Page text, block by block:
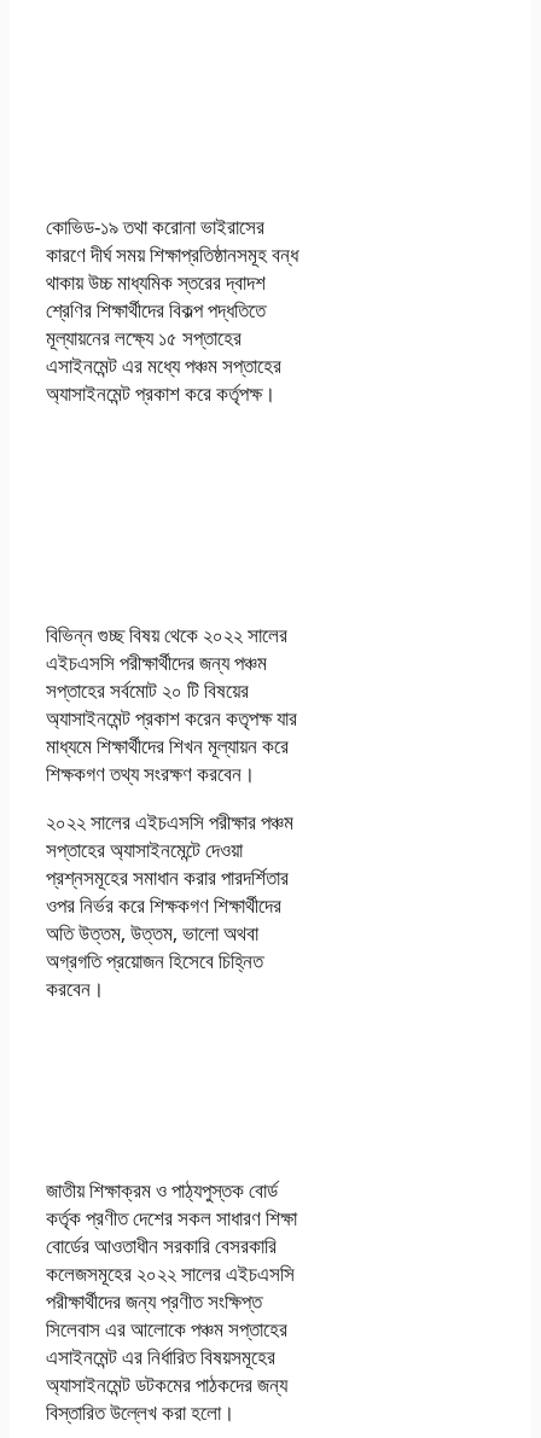
কোভিড-১৯ তথা করোনা ভাইরাসের
কারণে দীর্ঘ সময় শিক্ষাপ্রতিষ্ঠানসমূহ বন্ধ
থাকায় উচ্চ মাধ্যমিক স্তরের দ্বাদশ
শ্রেণির শিক্ষার্থীদের বিকল্প পদ্ধতিতে
মূল্যায়নের লক্ষ্যে ১৫ সপ্তাহের
এসাইনমেন্ট এর মধ্যে পঞ্চম সপ্তাহের
অ্যাসাইনমেন্ট প্রকাশ করে কর্তৃপক্ষ।
বিভিন্ন গুচ্ছ বিষয় থেকে ২০২২ সালের
এইচএসসি পরীক্ষার্থীদের জন্য পঞ্চম
সপ্তাহের সর্বমোট ২০ টি বিষয়ের
অ্যাসাইনমেন্ট প্রকাশ করেন কতৃপক্ষ যার
মাধ্যমে শিক্ষার্থীদের শিখন মূল্যায়ন করে
শিক্ষকগণ তথ্য সংরক্ষণ করবেন।
২০২২ সালের এইচএসসি পরীক্ষার পঞ্চম
সপ্তাহের অ্যাসাইনমেন্টে দেওয়া
প্রশ্নসমূহের সমাধান করার পারদর্শিতার
ওপর নির্ভর করে শিক্ষকগণ শিক্ষার্থীদের
অতি উত্তম, উত্তম, ভালো অথবা
অগ্রগতি প্রয়োজন হিসেবে চিহ্নিত
করবেন।
জাতীয় শিক্ষাক্রম ও পাঠ্যপুস্তক বোর্ড
কর্তৃক প্রণীত দেশের সকল সাধারণ শিক্ষা
বোর্ডের আওতাধীন সরকারি বেসরকারি
কলেজসমূহের ২০২২ সালের এইচএসসি
পরীক্ষার্থীদের জন্য প্রণীত সংক্ষিপ্ত
সিলেবাস এর আলোকে পঞ্চম সপ্তাহের
এসাইনমেন্ট এর নির্ধারিত বিষয়সমূহের
অ্যাসাইনমেন্ট ডটকমের পাঠকদের জন্য
বিস্তারিত উল্লেখ করা হলো।